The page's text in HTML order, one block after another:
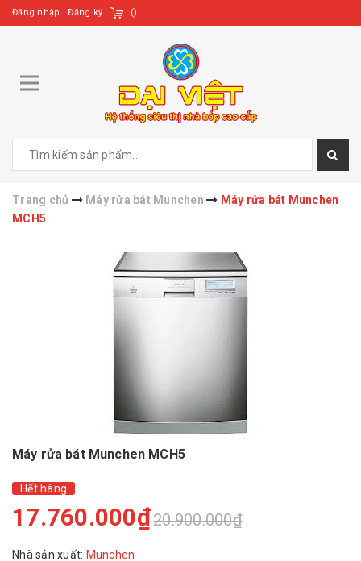
Đăng nhập Đăng ký ()
Trang chủ Máy rửa bát Munchen
Máy rửa bát Munchen
MCH5
Máy rửa bát Munchen MCH5
Hết hàng
17.760.000₫20.900.000₫
Nhà sản xuất: Munchen